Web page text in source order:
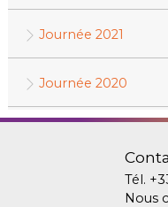
Journée 2021
Journée 2020
Tél.
Nous